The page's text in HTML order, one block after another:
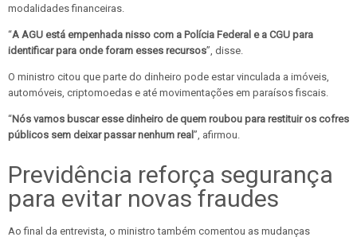
modalidades financeiras.
“A AGU está empenhada nisso com a Polícia Federal e a CGU para
identificar para onde foram esses recursos”, disse.
O ministro citou que parte do dinheiro pode estar vinculada a imóveis,
automóveis, criptomoedas e até movimentações em paraísos fiscais.
“Nós vamos buscar esse dinheiro de quem roubou para restituir os cofres
públicos sem deixar passar nenhum real ”, afirmou.
Previdência reforça segurança
para evitar novas fraudes
Ao final da entrevista, o ministro também comentou as mudanças